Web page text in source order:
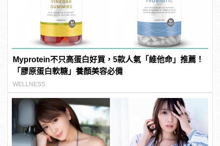
Myprotein不只高蛋白好買，5款人氣「維他命」推薦！
「膠原蛋白軟糖」養顏美容必備
WELLNESS